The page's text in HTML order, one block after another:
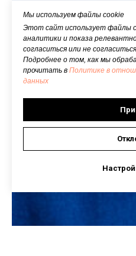
Мы используем файлы cookie
Этот сайт использует файлы
аналитики и показа
согласиться или не
Подробнее о том, как мы
прочитать в Политике в
данных